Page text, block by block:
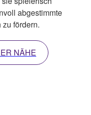
abgestimmte
fördern.
NÄHE